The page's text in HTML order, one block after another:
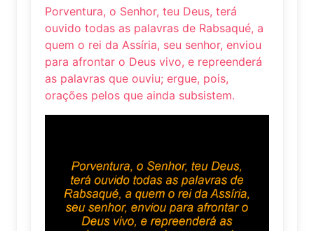
Porventura, o Senhor, teu Deus, terá
ouvido todas as palavras de Rabsaqué, a
quem o rei da Assíria, seu senhor, enviou
para afrontar o Deus vivo, e repreenderá
as palavras que ouviu; ergue, pois,
orações pelos que ainda subsistem.